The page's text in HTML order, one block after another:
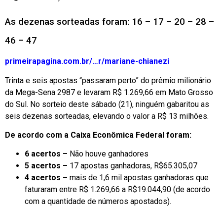
As dezenas sorteadas foram: 16 – 17 – 20 – 28 –
46 – 47
primeirapagina.com.br/…r/mariane-chianezi
Trinta e seis apostas “passaram perto” do prêmio milionário
da Mega-Sena 2987 e levaram R$ 1.269,66 em Mato Grosso
do Sul. No sorteio deste sábado (21), ninguém gabaritou as
seis dezenas sorteadas, elevando o valor a R$ 13 milhões.
De acordo com a Caixa Econômica Federal foram:
6 acertos – Não houve ganhadores
5 acertos – 17 apostas ganhadoras, R$65.305,07
4 acertos – mais de 1,6 mil apostas ganhadoras que
faturaram entre R$ 1.269,66 a R$19.044,90 (de acordo
com a quantidade de números apostados).